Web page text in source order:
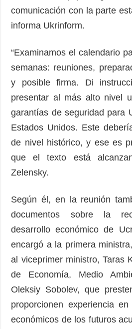
comunicación con la parte
informa Ukrinform.
“Examinamos el calendario
semanas: reuniones,
y posible firma. Di
presentar al más alto nivel
garantías de seguridad para
Estados Unidos. Este
de nivel histórico, y ese es
que el texto está
Zelensky.
Según él, en la reunión
documentos sobre la
desarrollo económico de
encargó a la primera
al viceprimer ministro, Taras
de Economía, Medio
Oleksiy Sobolev, que
proporcionen experiencia
económicos de los futuros